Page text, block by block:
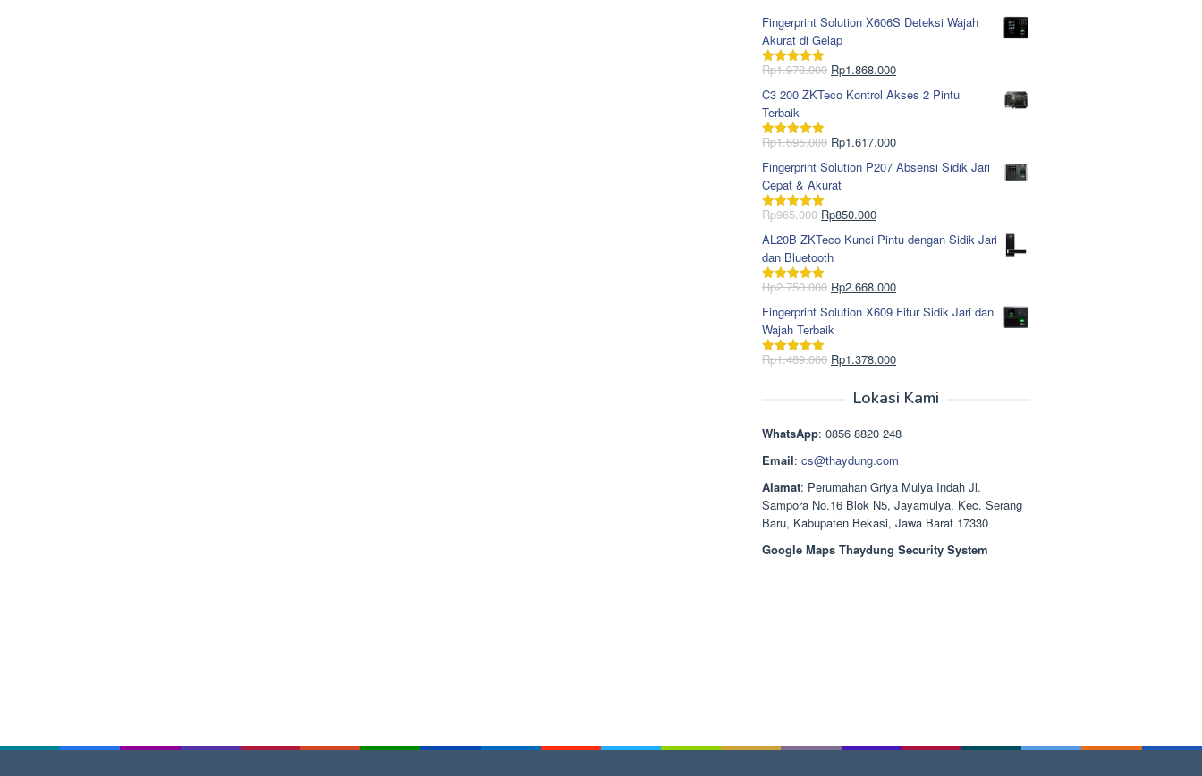
Fingerprint Solution X606S Deteksi Wajah
Akurat di Gelap
Dinilai5.00
Rp1.978.000 Harga
aslinya
adalah:
Rp1.868.000Harga
saat
ini
Rp1.868.000.
C3 200 ZKTeco Kontrol Akses 2 Pintu
Terbaik
Dinilai5.00
Rp1.695.000 Harga
aslinya
adalah:
Rp1.695.000.
Rp1.617.000Harga
saat
ini
Fingerprint Solution P207 Absensi Sidik Jari
Cepat & Akurat
Dinilai5.00
Rp965.000 Harga
aslinya
adalah:
Rp965.000.
Rp850.000Harga
saat
ini
Rp850.000.
AL20B ZKTeco Kunci Pintu dengan Sidik Jari
dan Bluetooth
Dinilai5.00
Rp2.750.000 Harga
aslinya
adalah:
Rp2.750.000.
Rp2.668.000Harga
saat
ini
Rp2.668.000.
Fingerprint Solution X609 Fitur Sidik Jari dan
Wajah Terbaik
Dinilai5.00
Rp1.489.000 Harga
adalah:
Rp1.378.000Harga
ini
Rp1.378.000.
Lokasi Kami
WhatsApp: 0856 8820 248
Email: cs@thaydung.com
Alamat: Perumahan Griya Mulya Indah Jl.
Sampora No.16 Blok N5, Jayamulya, Kec. Serang
Baru, Kabupaten Bekasi, Jawa Barat 17330
Google Maps Thaydung Security System